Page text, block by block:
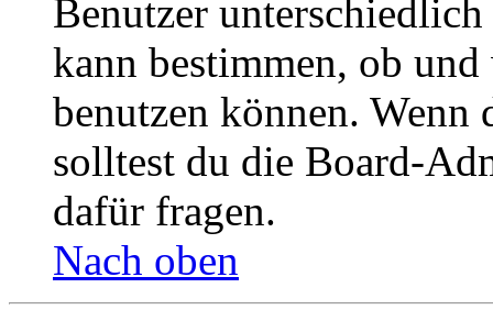
Benutzer
kann bestimmen, ob
benutzen können. Wenn
solltest du die Board-
dafür fragen.
Nach oben